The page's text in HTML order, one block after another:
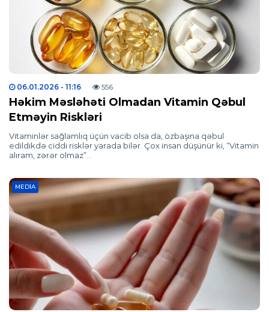
06.01.2026 - 11:16 556
Həkim Məsləhəti Olmadan Vitamin Qəbul
Etməyin Riskləri
Vitaminlər sağlamlıq üçün vacib olsa da, özbaşına qəbul
edildikdə ciddi risklər yarada bilər. Çox insan düşünür ki, “Vitamin
alıram, zərər olmaz”…
MEDIA